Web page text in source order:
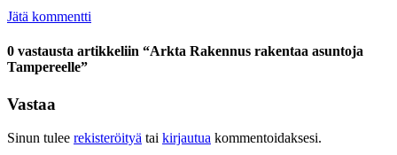
Jätä kommentti
0 vastausta artikkeliin “Arkta Rakennus rakentaa asuntoja
Tampereelle”
Vastaa
Sinun tulee rekisteröityä tai kirjautua kommentoidaksesi.